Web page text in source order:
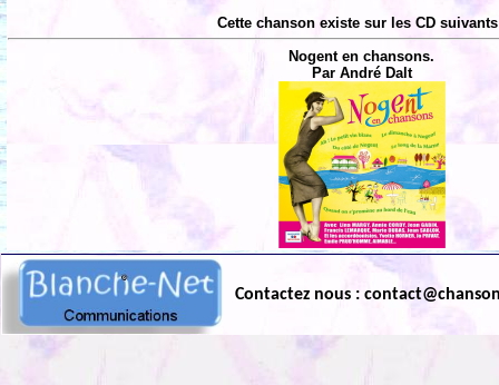
Cette chanson existe sur les CD
Nogent en chansons.
Par André Dalt
Contactez nous :